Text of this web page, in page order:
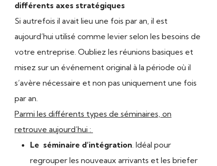
différents axes stratégiques
Si autrefois il avait lieu une fois par an, il est
aujourd’hui utilisé comme levier selon les besoins de
votre entreprise. Oubliez les réunions basiques et
misez sur un événement original à la période où il
s’avère nécessaire et non pas uniquement une fois
par an.
Parmi les différents types de séminaires, on
retrouve aujourd’hui :
Le séminaire d’intégration. Idéal pour
regrouper les nouveaux arrivants et les briefer